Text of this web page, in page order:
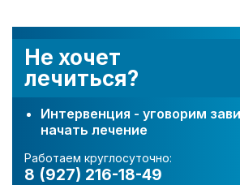
Не хочет
лечиться?
Интервенция - уговорим
начать лечение
Работаем круглосуточно:
8 (927) 216-18-49